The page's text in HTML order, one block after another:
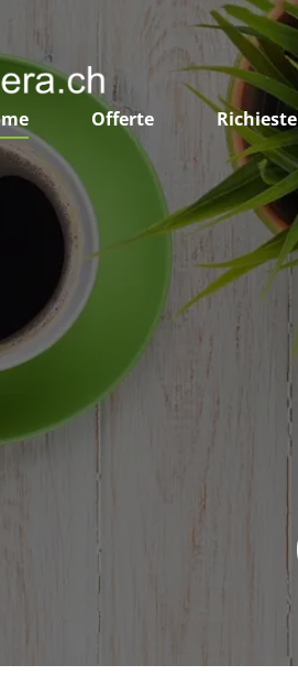
Offerte Richieste